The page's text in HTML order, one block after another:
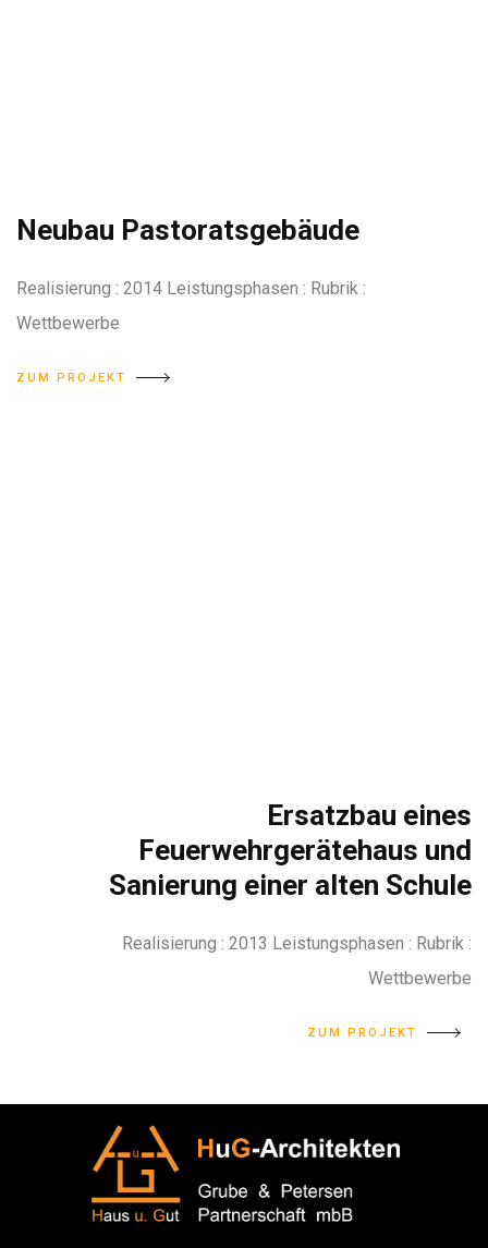
Neubau Pastoratsgebäude
Realisierung : 2014 Leistungsphasen : Rubrik :
Wettbewerbe
ZUM PROJEKT
Ersatzbau eines
Feuerwehrgerätehaus und
Sanierung einer alten Schule
Realisierung : 2013 Leistungsphasen : Rubrik :
Wettbewerbe
ZUM PROJEKT